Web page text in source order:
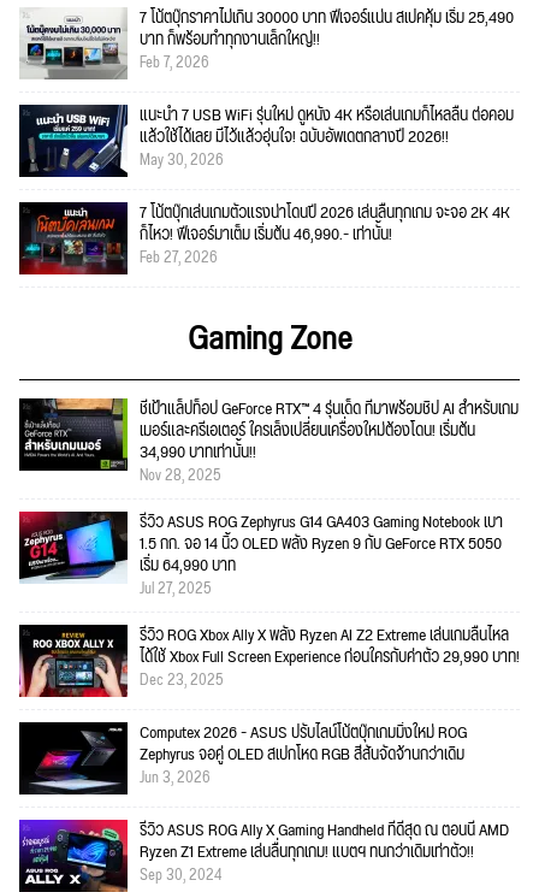
7 โน้ตบุ๊กราคาไม่เกิน 30000 บาท ฟีเจอร์แน่น สเปคคุ้ม เริ่ม 25,490
บาท ก็พร้อมทำทุกงานเล็กใหญ่!!
Feb 7, 2026
แนะนำ 7 USB WiFi รุ่นใหม่ ดูหนัง 4K หรือเล่นเกมก็ไหลลื่น ต่อคอม
แล้วใช้ได้เลย มีไว้แล้วอุ่นใจ! ฉบับอัพเดตกลางปี 2026!!
May 30, 2026
7 โน้ตบุ๊กเล่นเกมตัวแรงน่าโดนปี 2026 เล่นลื่นทุกเกม จะจอ 2K 4K
ก็ไหว! ฟีเจอร์มาเต็ม เริ่มต้น 46,990.- เท่านั้น!
Feb 27, 2026
Gaming Zone
ชี้เป้าแล็ปท็อป GeForce RTX™ 4 รุ่นเด็ด ที่มาพร้อมชิป AI สำหรับเกม
เมอร์และครีเอเตอร์ ใครเล็งเปลี่ยนเครื่องใหม่ต้องโดน! เริ่มต้น
34,990 บาทเท่านั้น!!
Nov 28, 2025
รีวิว ASUS ROG Zephyrus G14 GA403 Gaming Notebook เบา
1.5 กก. จอ 14 นิ้ว OLED พลัง Ryzen 9 กับ GeForce RTX 5050
เริ่ม 64,990 บาท
Jul 27, 2025
รีวิว ROG Xbox Ally X พลัง Ryzen AI Z2 Extreme เล่นเกมลื่นไหล
ได้ใช้ Xbox Full Screen Experience ก่อนใครกับค่าตัว 29,990 บาท!
Dec 23, 2025
Computex 2026 - ASUS ปรับไลน์โน้ตบุ๊กเกมมิ่งใหม่ ROG
Zephyrus จอคู่ OLED สเปกโหด RGB สีสันจัดจ้านกว่าเดิม
Jun 3, 2026
รีวิว ASUS ROG Ally X Gaming Handheld ที่ดีสุด ณ ตอนนี้ AMD
Ryzen Z1 Extreme เล่นลื่นทุกเกม! แบตฯ ทนกว่าเดิมเท่าตัว!!
Sep 30, 2024